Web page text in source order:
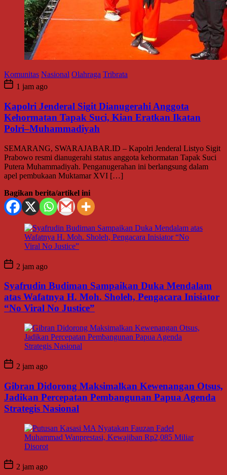
Komunitas Nasional Olahraga Tribrata
1 jam ago
Kapolri Jenderal Sigit Dianugerahi Anggota
Kehormatan Tapak Suci, Kian Eratkan Ikatan
Polri–Muhammadiyah
SEMARANG, SWARAJABAR.ID – Kapolri Jenderal Listyo Sigit
Prabowo resmi dianugerahi status anggota kehormatan Tapak Suci
Putera Muhammadiyah. Penganugerahan ini berlangsung dalam
apel pembukaan Muktamar XVI […]
Bagikan berita/artikel ini
2 jam ago
Syafrudin Budiman Sampaikan Duka Mendalam
atas Wafatnya H. Moh. Sholeh, Pengacara Inisiator
“No Viral No Justice”
2 jam ago
Gibran Didorong Maksimalkan Kewenangan Otsus,
Jadikan Percepatan Pembangunan Papua Agenda
Strategis Nasional
2 jam ago